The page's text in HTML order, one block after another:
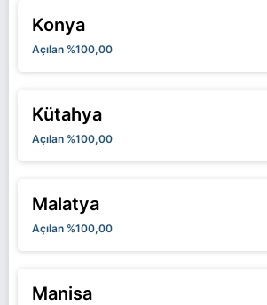
Konya
Açılan %100,00
Kütahya
Açılan %100,00
Malatya
Açılan %100,00
Manisa